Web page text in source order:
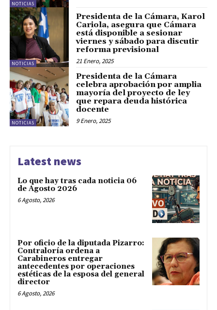
NOTICIAS
NOTICIAS
Presidenta de la Cámara, Karol
Cariola, asegura que Cámara
está disponible a sesionar
viernes y sábado para discutir
reforma previsional
21 Enero, 2025
NOTICIAS
Presidenta de la Cámara
celebra aprobación por amplia
mayoría del proyecto de ley
que repara deuda histórica
docente
9 Enero, 2025
Latest news
Lo que hay tras cada noticia 06
de Agosto 2026
6 Agosto, 2026
Por oficio de la diputada Pizarro:
Contraloría ordena a
Carabineros entregar
antecedentes por operaciones
estéticas de la esposa del general
director
6 Agosto, 2026